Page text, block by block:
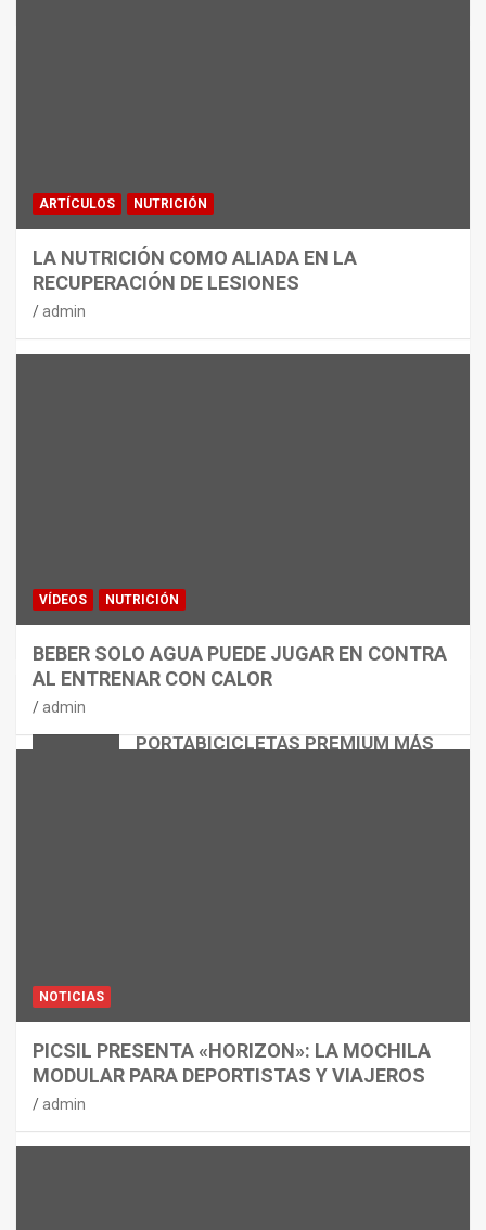
PORTABICICLETAS PREMIUM MÁS
ARTÍCULOS NUTRICIÓN
LA NUTRICIÓN COMO ALIADA EN LA
RECUPERACIÓN DE LESIONES
admin
VÍDEOS NUTRICIÓN
BEBER SOLO AGUA PUEDE JUGAR EN CONTRA
AL ENTRENAR CON CALOR
admin
NOTICIAS
PICSIL PRESENTA «HORIZON»: LA MOCHILA
MODULAR PARA DEPORTISTAS Y VIAJEROS
admin